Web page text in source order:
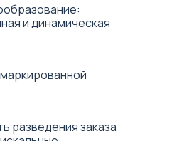
и динамическая
разведения заказа